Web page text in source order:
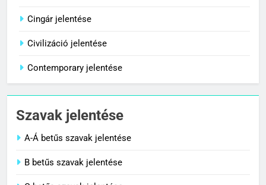
1
Citrancs jelentése
C BETŰS SZAVAK JELENTÉSE
Cingár jelentése
Civilizáció jelentése
Contemporary jelentése
Szavak jelentése
A-Á betűs szavak jelentése
B betűs szavak jelentése